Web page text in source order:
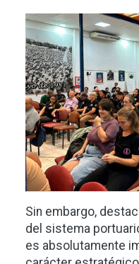
Imagen
Sin embargo,
del sistema
es absolutamente